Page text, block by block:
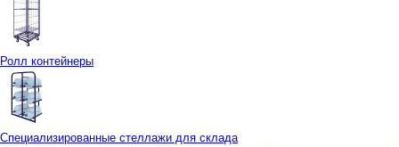
Ролл контейнеры
Специализированные стеллажи для склада